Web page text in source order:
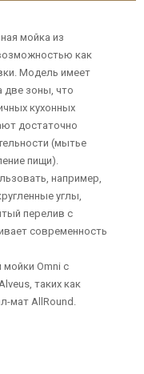
мойка из
как
Модель имеет
две зоны, что
кухонных
достаточно
(мытье
пищи).
например,
углы,
перелив с
современность
Omni с
таких как
мат AllRound.